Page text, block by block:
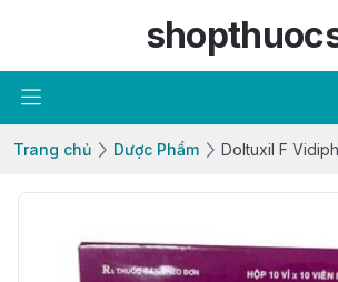
Trang chủ Dược Phẩm Doltuxil F